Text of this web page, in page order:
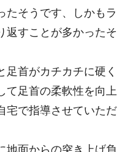
たそうです、しかもラ
返すことが多かったそ
足首がカチカチに硬く
て足首の柔軟性を向上
宅で指導させていただ
地面からの突き上げ負